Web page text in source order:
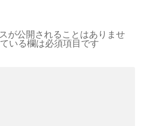
が公開されることはありませ
いる欄は必須項目です